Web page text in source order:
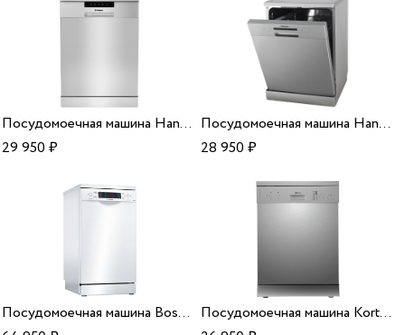
Посудомоечная машина Hansa ZWM 626 ESH
29 950₽
Посудомоечная машина Hansa ZWM 616 IH
28 950₽
Посудомоечная машина Bosch SPS66XW11R
Посудомоечная машина Korting KDF 60240 S